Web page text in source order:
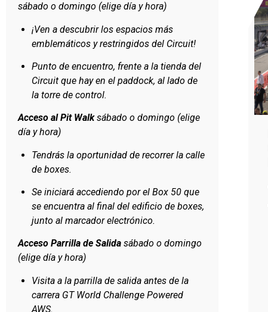
sábado o domingo (elige día y hora)
¡Ven a descubrir los espacios más
emblemáticos y restringidos del Circuit!
Punto de encuentro, frente a la tienda del
Circuit que hay en el paddock, al lado de
la torre de control.
Acceso al Pit Walksábado o domingo (elige
día y hora)
Tendrás la oportunidad de recorrer la calle
de boxes.
Se iniciará accediendo por el Box 50 que
se encuentra al final del edificio de boxes,
junto al marcador electrónico.
Acceso Parrilla de Salida sábado o domingo
(elige día y hora)
Visita a la parrilla de salida antes de la
carrera GT World Challenge Powered
AWS.